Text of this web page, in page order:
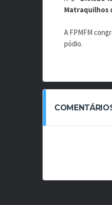
Matraquilhos
A FPMFM
pódio.